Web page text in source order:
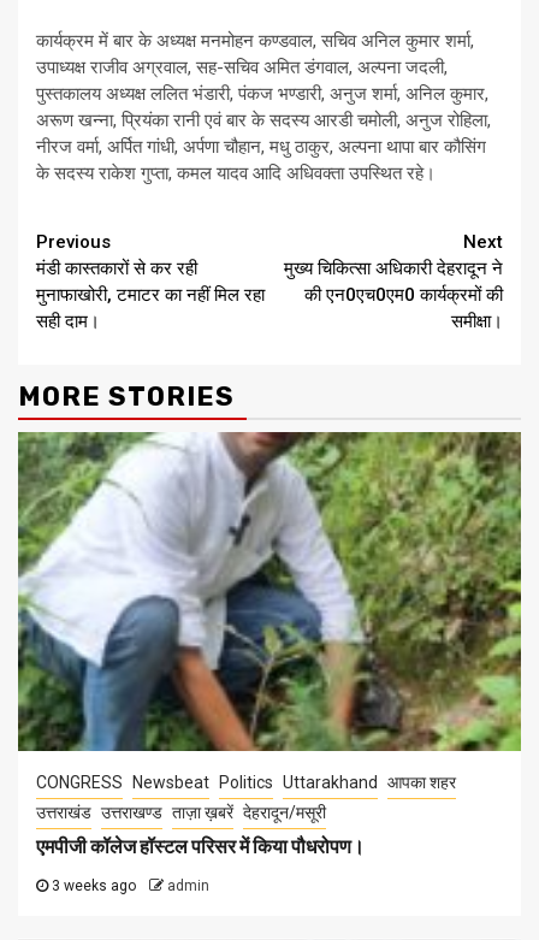
कार्यक्रम में बार के अध्यक्ष मनमोहन कण्डवाल, सचिव अनिल कुमार शर्मा,
उपाध्यक्ष राजीव अग्रवाल, सह-सचिव अमित डंगवाल, अल्पना जदली,
पुस्तकालय अध्यक्ष ललित भंडारी, पंकज भण्डारी, अनुज शर्मा, अनिल कुमार,
अरूण खन्ना, प्रियंका रानी एवं बार के सदस्य आरडी चमोली, अनुज रोहिला,
नीरज वर्मा, अर्पित गांधी, अर्पणा चौहान, मधु ठाकुर, अल्पना थापा बार कौसिंग
के सदस्य राकेश गुप्ता, कमल यादव आदि अधिवक्ता उपस्थित रहे।
Continue
Reading
Previous
मंडी कास्तकारों से कर रही
मुनाफाखोरी, टमाटर का नहीं मिल रहा
सही दाम।
Next
मुख्य चिकित्सा अधिकारी देहरादून ने
की एन0एच0एम0 कार्यक्रमों की
समीक्षा।
MORE STORIES
CONGRESS Newsbeat Politics Uttarakhand
आपका शहर
उत्तराखंड उत्तराखण्ड ताज़ा ख़बरें देहरादून/मसूरी
एमपीजी कॉलेज हॉस्टल परिसर में किया पौधरोपण।
3 weeks ago admin